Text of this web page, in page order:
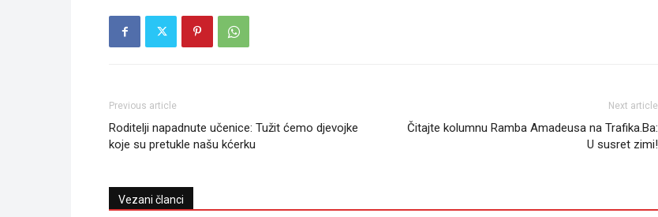
Previous article
Roditelji napadnute učenice: Tužit ćemo djevojke
koje su pretukle našu kćerku
Next article
Čitajte kolumnu Ramba Amadeusa na Trafika.Ba:
U susret zimi!
Vezani članci